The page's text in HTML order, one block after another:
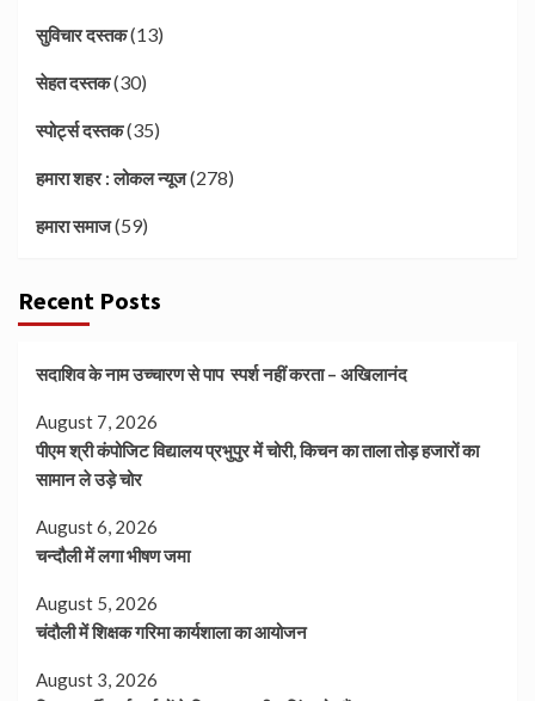
सुविचार दस्तक(13)
सेहत दस्तक(30)
स्पोर्ट्स दस्तक(35)
हमारा शहर : लोकल न्यूज(278)
हमारा समाज(59)
Recent Posts
सदाशिव के नाम उच्चारण से पाप स्पर्श नहीं करता – अखिलानंद
August 7, 2026
पीएम श्री कंपोजिट विद्यालय प्रभुपुर में चोरी, किचन का ताला तोड़ हजारों का
सामान ले उड़े चोर
August 6, 2026
चन्दौली में लगा भीषण जमा
August 5, 2026
चंदौली में शिक्षक गरिमा कार्यशाला का आयोजन
August 3, 2026